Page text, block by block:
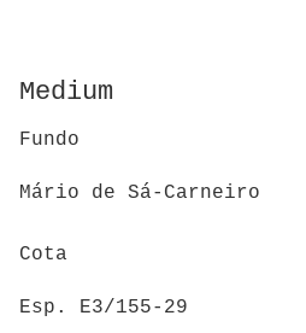
Medium
Fundo
Mário de Sá-Carneiro
Cota
Esp. E3/155-29